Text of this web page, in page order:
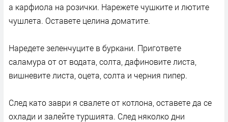
а карфиола на розички. Нарежете чушките и лютите
чушлета. Оставете целина доматите.
Наредете зеленчуците в буркани. Пригответе
саламура от от водата, солта, дафиновите листа,
вишневите листа, оцета, солта и черния пипер.
След като заври я свалете от котлона, оставете да се
охлади и залейте туршията. След няколко дни